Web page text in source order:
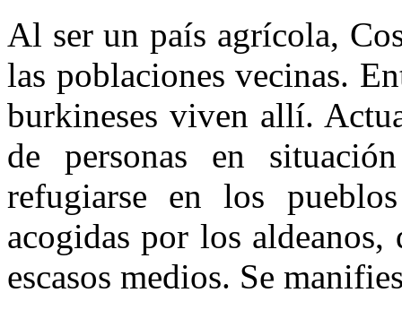
Al ser un país agrícola,
las poblaciones vecinas.
burkineses viven allí.
de personas en
refugiarse en los
acogidas por los
escasos medios. Se